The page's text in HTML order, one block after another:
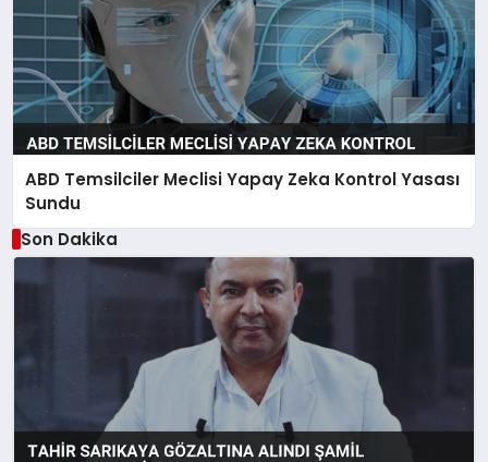
ABD Temsilciler Meclisi Yapay Zeka Kontrol Yasası
Sundu
Son Dakika